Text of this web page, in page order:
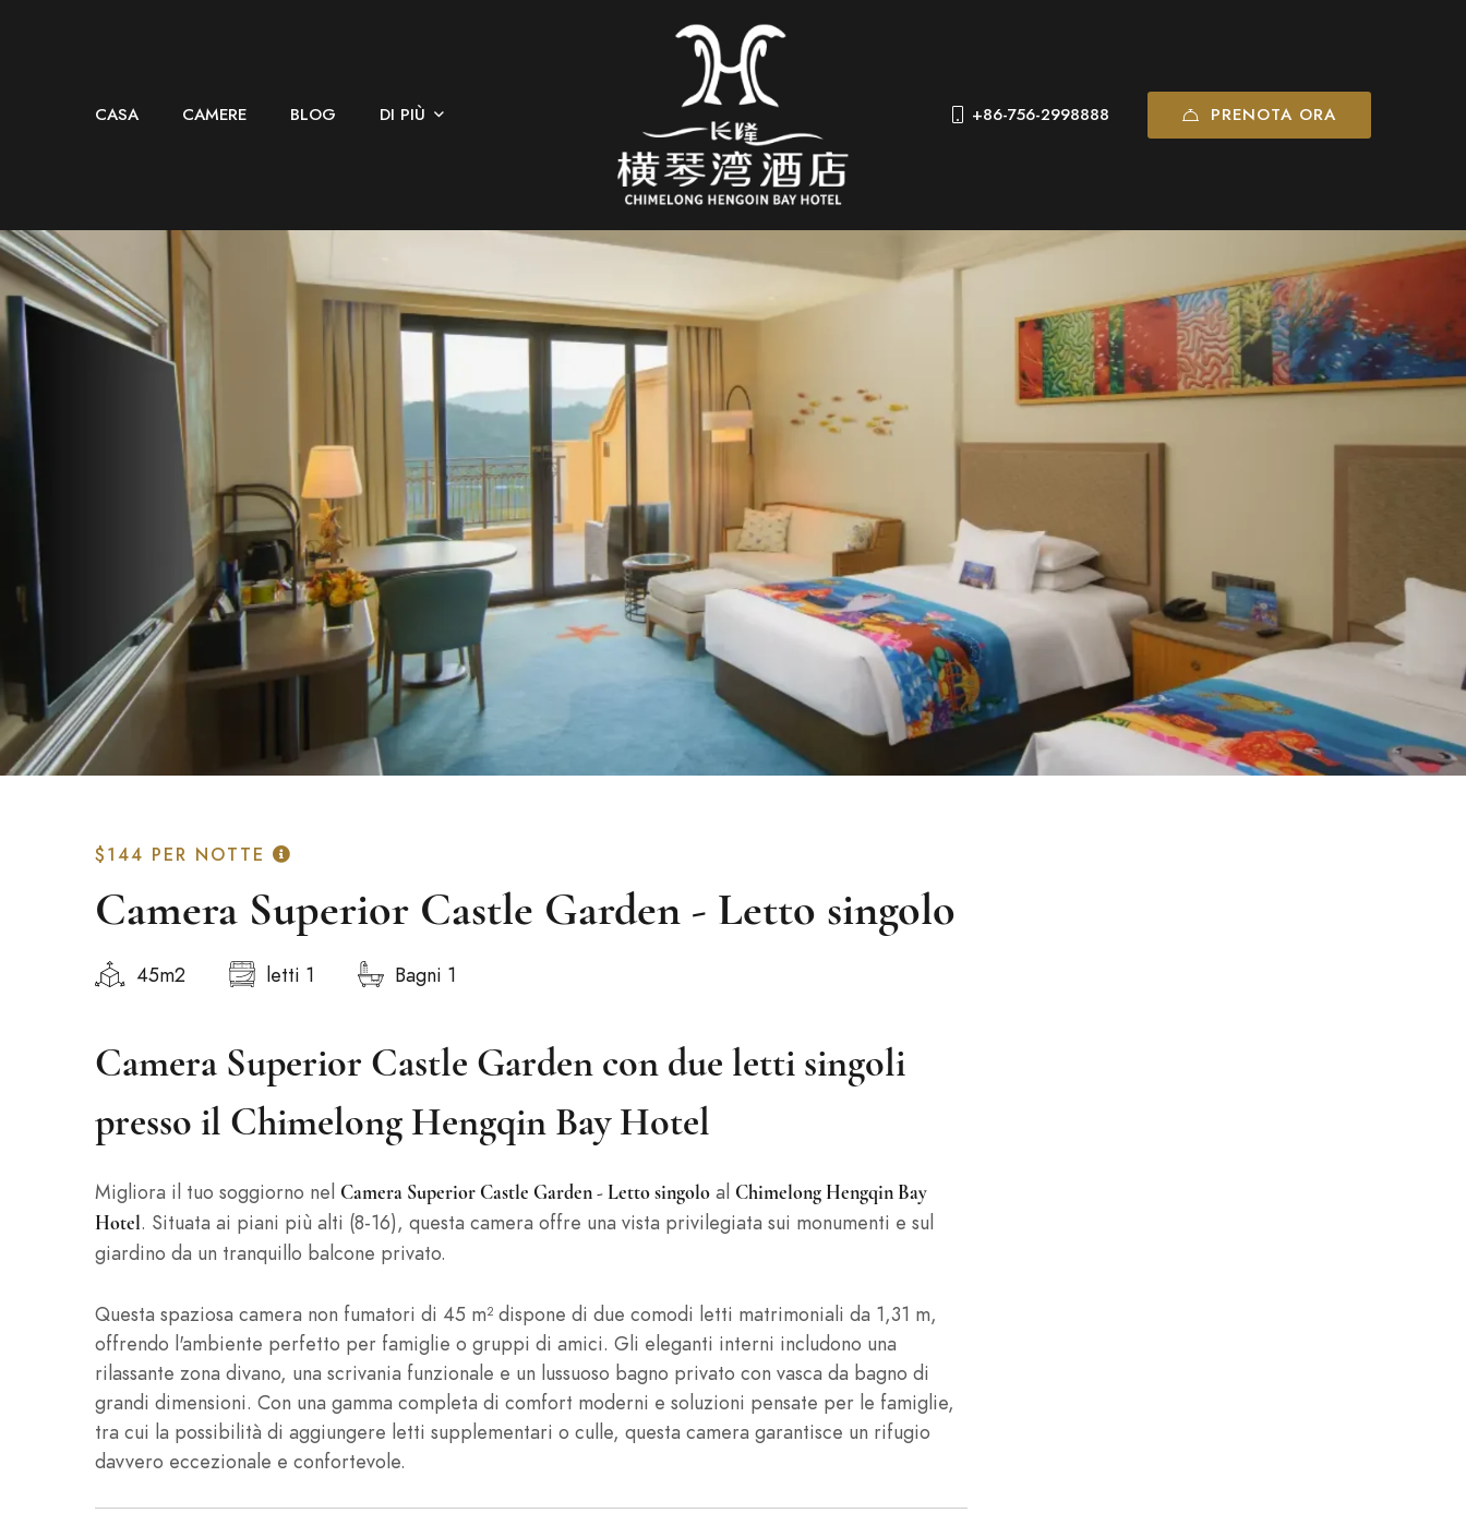
CASA CAMERE BLOG DI PIÙ +86-756-2998888 PRENOTA ORA
$144 PER NOTTE
Camera Superior Castle Garden - Letto singolo
45m2 letti 1 Bagni 1
Camera Superior Castle Garden con due letti singoli
presso il Chimelong Hengqin Bay Hotel
Migliora il tuo soggiorno nel Camera Superior Castle Garden - Letto singolo al Chimelong Hengqin Bay
Hotel. Situata ai piani più alti (8-16), questa camera offre una vista privilegiata sui monumenti e sul
giardino da un tranquillo balcone privato.
Questa spaziosa camera non fumatori di 45 m² dispone di due comodi letti matrimoniali da 1,31 m,
offrendo l'ambiente perfetto per famiglie o gruppi di amici. Gli eleganti interni includono una
rilassante zona divano, una scrivania funzionale e un lussuoso bagno privato con vasca da bagno di
grandi dimensioni. Con una gamma completa di comfort moderni e soluzioni pensate per le famiglie,
tra cui la possibilità di aggiungere letti supplementari o culle, questa camera garantisce un rifugio
davvero eccezionale e confortevole.